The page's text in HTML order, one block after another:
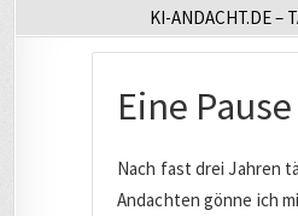
KI-ANDACHT.DE –